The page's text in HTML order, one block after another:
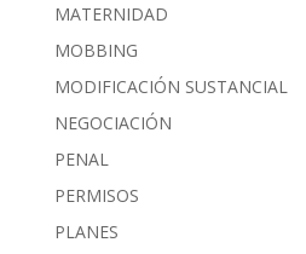
MATERNIDAD
MOBBING
MODIFICACIÓN SUSTANCIAL
NEGOCIACIÓN
PENAL
PERMISOS
PLANES